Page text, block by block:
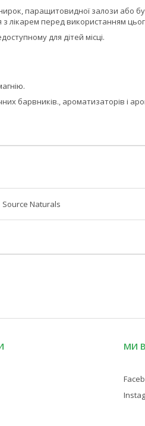
паращитовидної залози або
лікарем перед використанням
для дітей місці.
барвників., ароматизаторів і
Source Naturals
МИ